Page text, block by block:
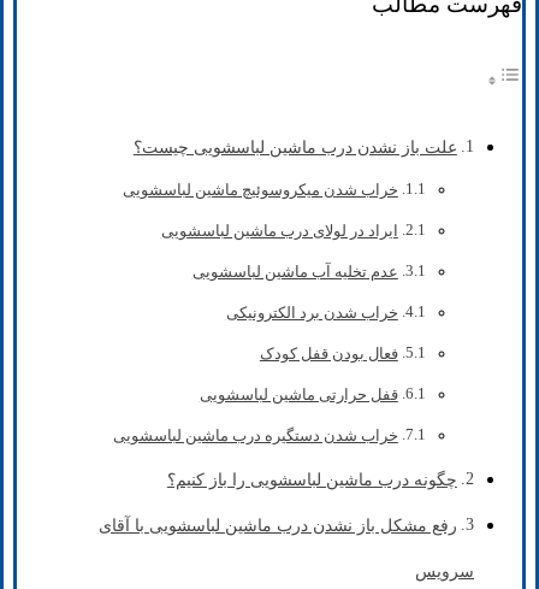
علت باز نشدن درب ماشین لباسشویی چیست؟
خراب شدن میکروسوئیچ ماشین لباسشویی
ایراد در لولای درب ماشین لباسشویی
عدم تخلیه آب ماشین لباسشویی
خراب شدن برد الکترونیکی
فعال بودن قفل کودک
قفل حرارتی ماشین لباسشویی
خراب شدن دستگیره درب ماشین لباسشویی
چگونه درب ماشین لباسشویی را باز کنیم؟
رفع مشکل باز نشدن درب ماشین لباسشویی با آقای
سرویس